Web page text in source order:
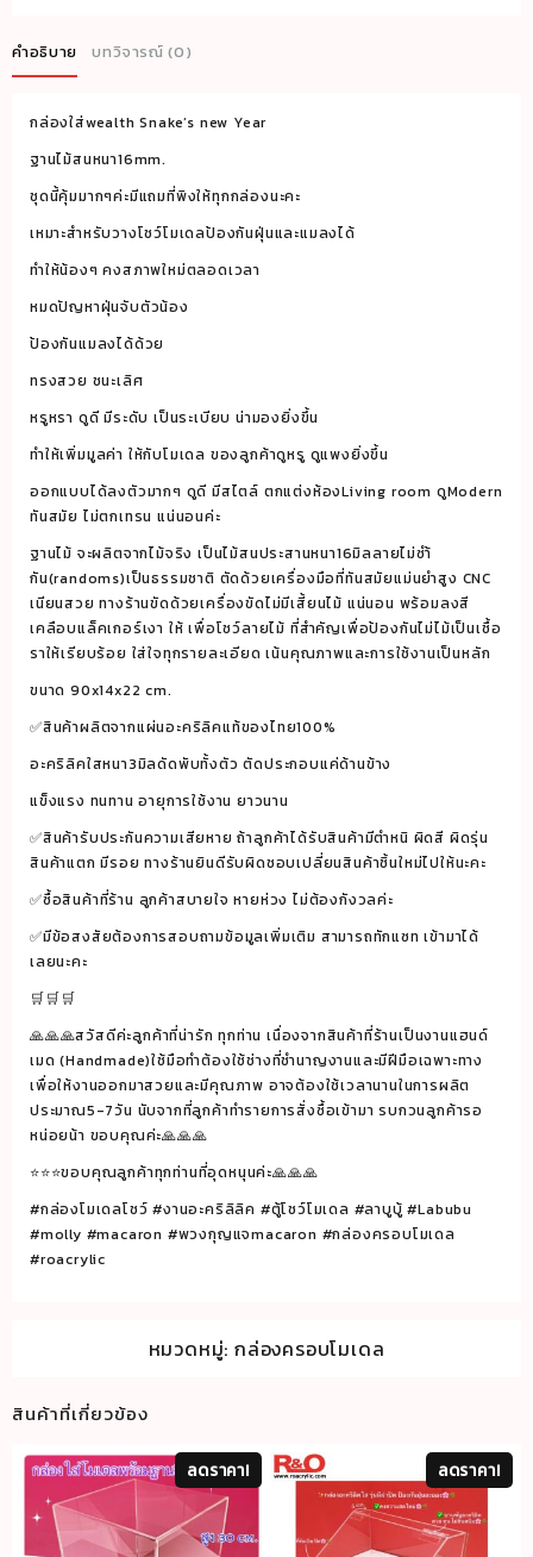
ส่ง
กล่อง
โมเดล
กล่อง
ใส่wealth
Snake's
Year
ฐาน
ไม้
ขนาด
cm.
ชิ้น
คำอธิบาย บทวิจารณ์ (0)
กล่องใส่wealth Snake’s new Year
ฐานไม้สนหนา16mm.
ชุดนี้คุ้มมากๆค่ะมีแถมที่พิงให้ทุกกล่องนะคะ
เหมาะสำหรับวางโชว์โมเดลป้องกันฝุ่นและแมลงได้
ทำให้น้องๆ คงสภาพใหม่ตลอดเวลา
หมดปัญหาฝุ่นจับตัวน้อง
ป้องกันแมลงได้ด้วย
ทรงสวย ชนะเลิศ
หรูหรา ดูดี มีระดับ เป็นระเบียบ น่ามองยิ่งขึ้น
ทำให้เพิ่มมูลค่า ให้กับโมเดล ของลูกค้าดูหรู ดูแพงยิ่งขึ้น
ออกแบบได้ลงตัวมากๆ ดูดี มีสไตล์ ตกแต่งห้องLiving room ดูModern
ทันสมัย ไม่ตกเทรน แน่นอนค่ะ
ฐานไม้ จะผลิตจากไม้จริง เป็นไม้สนประสานหนา16มิลลายไม่ซำ้
กัน(randoms)เป็นธรรมชาติ ตัดด้วยเครื่องมือที่ทันสมัยแม่นยำสูง CNC
เนียนสวย ทางร้านขัดด้วยเครื่องขัดไม่มีเสี้ยนไม้ แน่นอน พร้อมลงสี
เคลือบแล็คเกอร์เงา ให้ เพื่อโชว์ลายไม้ ที่สำคัญเพื่อป้องกันไม่ไม้เป็นเชื้อ
ราให้เรียบร้อย ใส่ใจทุกรายละเอียด เน้นคุณภาพและการใช้งานเป็นหลัก
ขนาด 90x14x22 cm.
✅สินค้าผลิตจากแผ่นอะคริลิคแท้ของไทย100%
อะคริลิคใสหนา3มิลดัดพับทั้งตัว ตัดประกอบแค่ด้านข้าง
แข็งแรง ทนทาน อายุการใช้งาน ยาวนาน
✅สินค้ารับประกันความเสียหาย ถ้าลูกค้าได้รับสินค้ามีตำหนิ ผิดสี ผิดรุ่น
สินค้าแตก มีรอย ทางร้านยินดีรับผิดชอบเปลี่ยนสินค้าชิ้นใหม่ไปให้นะคะ
✅ซื้อสินค้าที่ร้าน ลูกค้าสบายใจ หายห่วง ไม่ต้องกังวลค่ะ
✅มีข้อสงสัยต้องการสอบถามข้อมูลเพิ่มเติม สามารถทักแซท เข้ามาได้
เลยนะคะ
🛒🛒🛒
🙏🙏🙏สวัสดีค่ะลูกค้าที่น่ารัก ทุกท่าน เนื่องจากสินค้าที่ร้านเป็นงานแฮนด์
เมด (Handmade)ใช้มือทำต้องใช้ช่างที่ชำนาญงานและมีฝีมือเฉพาะทาง
เพื่อให้งานออกมาสวยและมีคุณภาพ อาจต้องใช้เวลานานในการผลิต
ประมาณ5-7วัน นับจากที่ลูกค้าทำรายการสั่งซื้อเข้ามา รบกวนลูกค้ารอ
หน่อยน้า ขอบคุณค่ะ🙏🙏🙏
⭐️⭐️⭐️ขอบคุณลูกค้าทุกท่านที่อุดหนุนค่ะ🙏🙏🙏
#กล่องโมเดลโชว์ #งานอะคริลิลิค #ตู้โชว์โมเดล #ลาบูบู้ #Labubu
#molly #macaron #พวงกุญแจmacaron #กล่องครอบโมเดล
#roacrylic
หมวดหมู่: กล่องครอบโมเดล
สินค้าที่เกี่ยวข้อง
ลดราคา! ลดราคา!